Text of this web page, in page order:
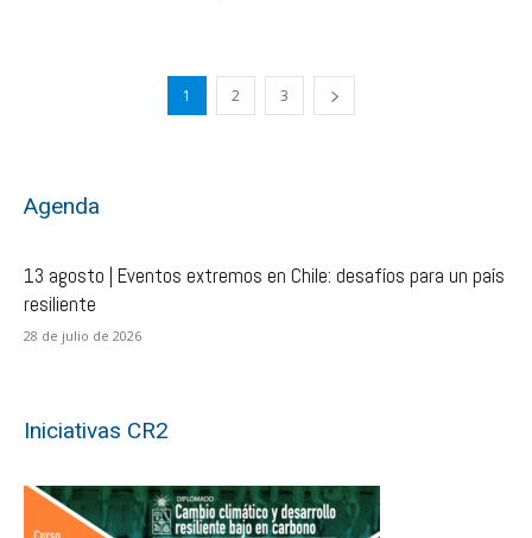
1 2 3
Agenda
13 agosto | Eventos extremos en Chile: desafíos para un país
resiliente
28 de julio de 2026
Iniciativas CR2